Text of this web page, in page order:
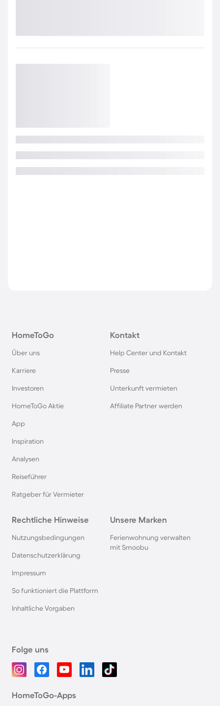
HomeToGo
Über uns
Karriere
Investoren
HomeToGo Aktie
App
Inspiration
Analysen
Reiseführer
Ratgeber für Vermieter
Kontakt
Help Center und Kontakt
Presse
Unterkunft vermieten
Affiliate Partner werden
Rechtliche Hinweise
Nutzungsbedingungen
Datenschutzerklärung
Impressum
So funktioniert die Plattform
Inhaltliche Vorgaben
Unsere Marken
Ferienwohnung verwalten
mit Smoobu
Folge uns
HomeToGo-Apps